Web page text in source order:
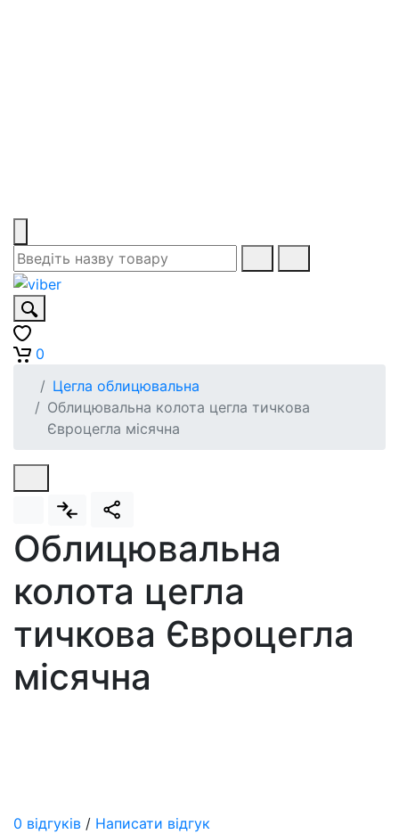
0
Цегла облицювальна
Облицювальна колота цегла тичкова
Євроцегла місячна
Облицювальна
колота цегла
тичкова Євроцегла
місячна
0 відгуків / Написати відгук